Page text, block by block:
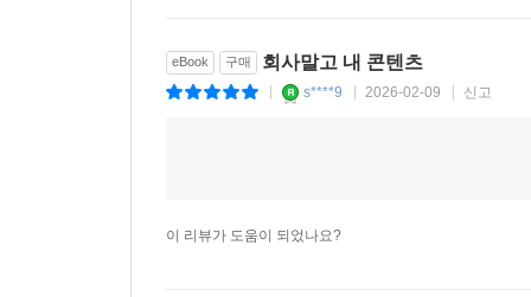
eBook 구매 회사말고 내 콘텐츠
s****9 2026-02-09 신고
이 리뷰가 도움이 되었나요?